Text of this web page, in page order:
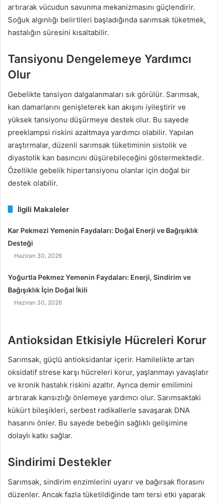
artırarak vücudun savunma mekanizmasını güçlendirir.
Soğuk algınlığı belirtileri başladığında sarımsak tüketmek,
hastalığın süresini kısaltabilir.
Tansiyonu Dengelemeye Yardımcı
Olur
Gebelikte tansiyon dalgalanmaları sık görülür. Sarımsak,
kan damarlarını genişleterek kan akışını iyileştirir ve
yüksek tansiyonu düşürmeye destek olur. Bu sayede
preeklampsi riskini azaltmaya yardımcı olabilir. Yapılan
araştırmalar, düzenli sarımsak tüketiminin sistolik ve
diyastolik kan basıncını düşürebileceğini göstermektedir.
Özellikle gebelik hipertansiyonu olanlar için doğal bir
destek olabilir.
İlgili Makaleler
Kar Pekmezi Yemenin Faydaları: Doğal Enerji ve Bağışıklık
Desteği
Haziran 30, 2026
Yoğurtla Pekmez Yemenin Faydaları: Enerji, Sindirim ve
Bağışıklık İçin Doğal İkili
Haziran 30, 2026
Antioksidan Etkisiyle Hücreleri Korur
Sarımsak, güçlü antioksidanlar içerir. Hamilelikte artan
oksidatif strese karşı hücreleri korur, yaşlanmayı yavaşlatır
ve kronik hastalık riskini azaltır. Ayrıca demir emilimini
artırarak kansızlığı önlemeye yardımcı olur. Sarımsaktaki
kükürt bileşikleri, serbest radikallerle savaşarak DNA
hasarını önler. Bu sayede bebeğin sağlıklı gelişimine
dolaylı katkı sağlar.
Sindirimi Destekler
Sarımsak, sindirim enzimlerini uyarır ve bağırsak florasını
düzenler. Ancak fazla tüketildiğinde tam tersi etki yaparak